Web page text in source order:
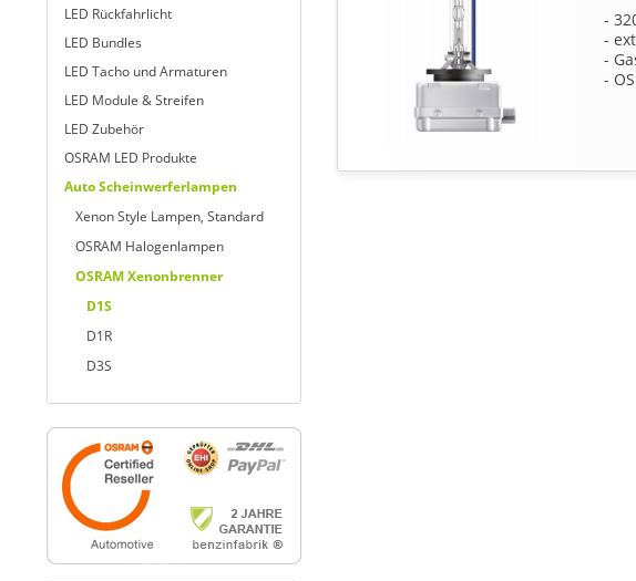
LED Rückfahrlicht
LED Bundles
LED Tacho und Armaturen
LED Module & Streifen
LED Zubehör
OSRAM LED Produkte
Auto Scheinwerferlampen
Xenon Style Lampen, Standard
OSRAM Halogenlampen
OSRAM Xenonbrenner
D1S
D1R
D3S
-
-
-
-